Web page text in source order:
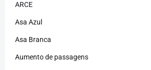
ARCE
Asa Azul
Asa Branca
Aumento de passagens